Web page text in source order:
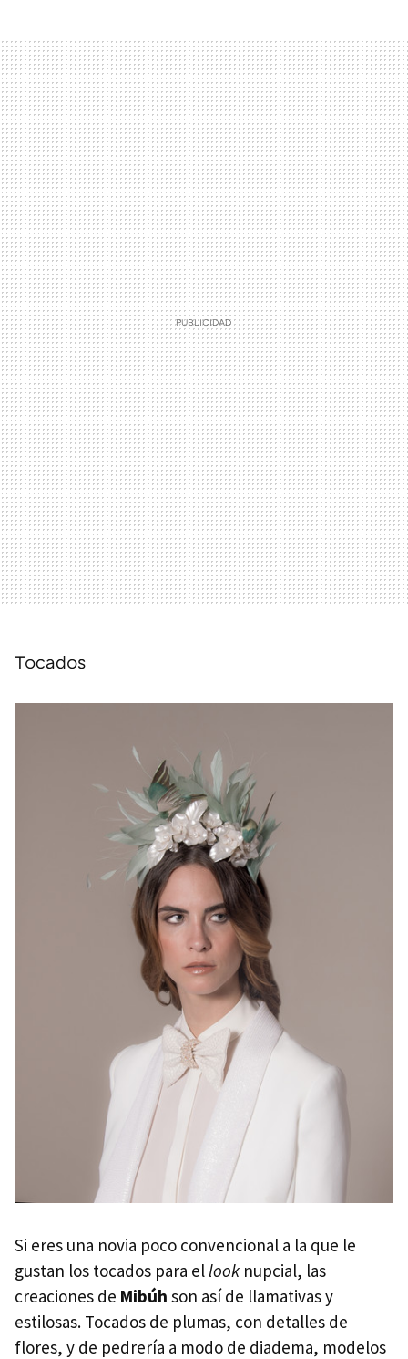
Tocados
Si eres una novia poco convencional a la que le
gustan los tocados para ellook nupcial, las
creaciones de Mibúh son así de llamativas y
estilosas. Tocados de plumas, con detalles de
flores, y de pedrería a modo de diadema, modelos